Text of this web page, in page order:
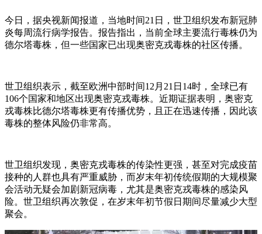
今日，据央视新闻报道，当地时间21日，世卫组织发布新冠肺
炎每周流行病学报告。报告指出，当前全球主要流行毒株仍为
德尔塔毒株，但一些国家已出现奥密克戎毒株的社区传播。
世卫组织表示，截至欧洲中部时间12月21日14时，全球已有
106个国家和地区出现奥密克戎毒株。近期证据表明，奥密克
戎毒株比德尔塔毒株更有传播优势，且正在迅速传播，因此该
毒株的整体风险仍非常高。
世卫组织发现，奥密克戎毒株的传染性更强，甚至对完成疫苗
接种的人群也具有严重威胁，而岁末年初传统假期的大规模聚
会活动无疑会加剧新冠病毒，尤其是奥密克戎毒株的感染风
险。世卫组织再次敦促，在岁末年初节假日期间尽量减少大型
聚会。